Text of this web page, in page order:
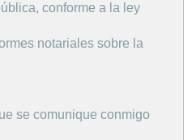
conforme a la ley
notariales sobre la
se comunique conmigo